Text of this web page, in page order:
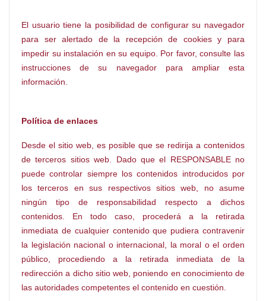
El usuario tiene la posibilidad de configurar su navegador
para ser alertado de la recepción de cookies y para
impedir su instalación en su equipo. Por favor, consulte las
instrucciones de su navegador para ampliar esta
información.
Política de enlaces
Desde el sitio web, es posible que se redirija a contenidos
de terceros sitios web. Dado que el RESPONSABLE no
puede controlar siempre los contenidos introducidos por
los terceros en sus respectivos sitios web, no asume
ningún tipo de responsabilidad respecto a dichos
contenidos. En todo caso, procederá a la retirada
inmediata de cualquier contenido que pudiera contravenir
la legislación nacional o internacional, la moral o el orden
público, procediendo a la retirada inmediata de la
redirección a dicho sitio web, poniendo en conocimiento de
las autoridades competentes el contenido en cuestión.